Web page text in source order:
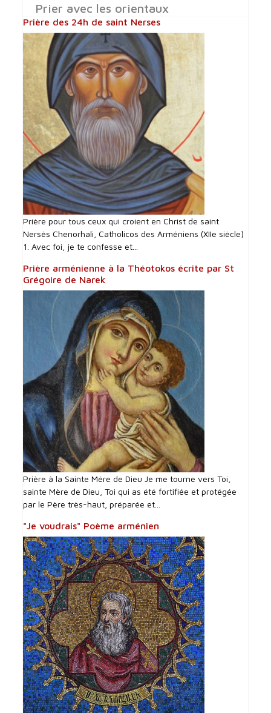
Prier avec les orientaux
Prière des 24h de saint Nerses
Prière pour tous ceux qui croient en Christ de saint
Nersès Chenorhali, Catholicos des Arméniens (XIIe siècle)
1. Avec foi, je te confesse et...
Prière arménienne à la Théotokos écrite par St
Grégoire de Narek
Prière à la Sainte Mère de Dieu Je me tourne vers Toi,
sainte Mère de Dieu, Toi qui as été fortifiée et protégée
par le Père très-haut, préparée et...
"Je voudrais" Poème arménien